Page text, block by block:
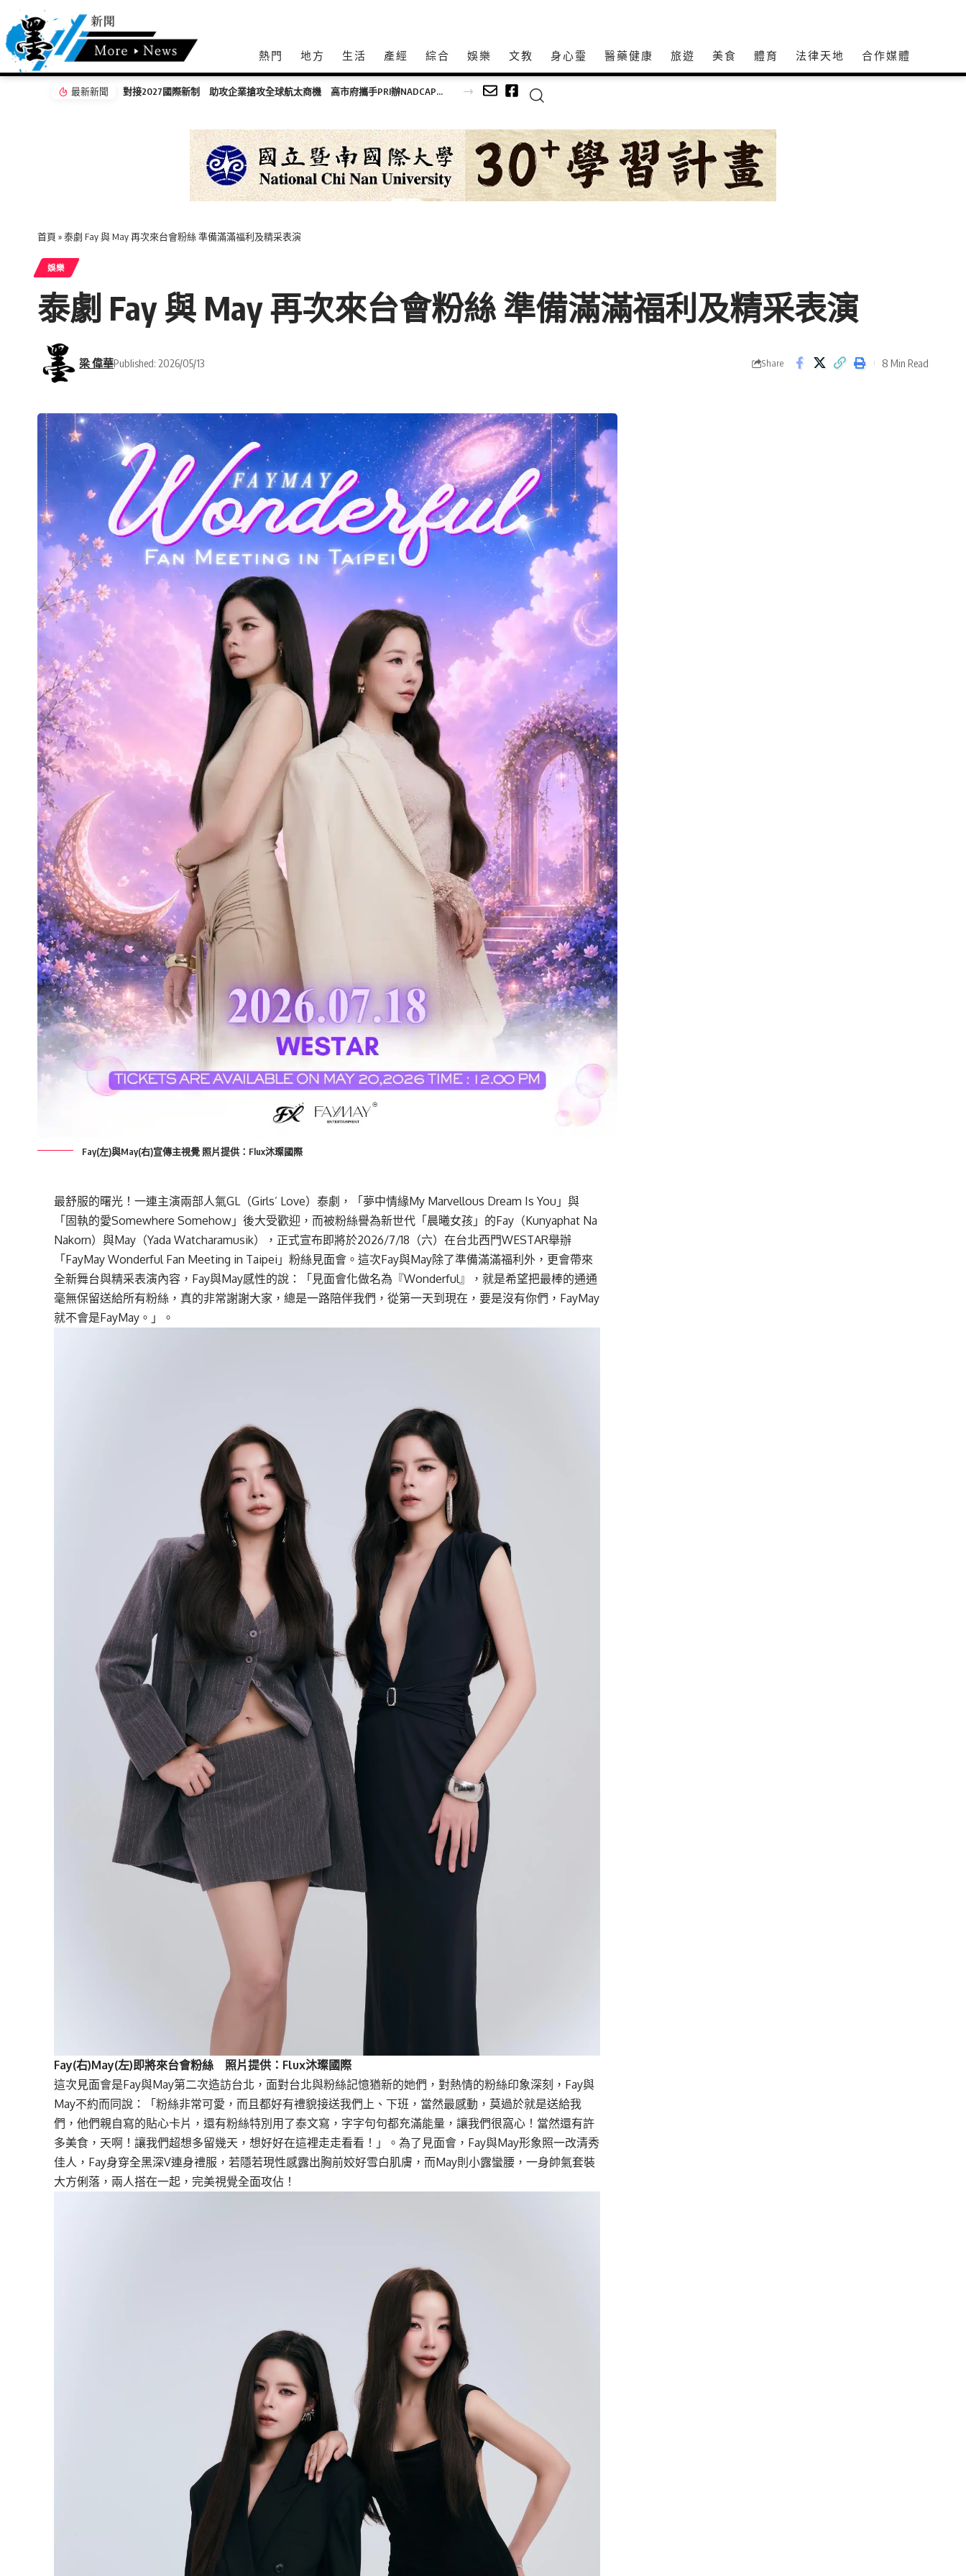
熱門 地方 生活 產經 綜合 娛樂 文教 身心𩆜 醫藥健康 旅遊 美食 體育 法律天地 合作媒體
最新新聞 銀髮好聲音岡山場初賽 93歲高齡奶奶載歌載舞博喝采
首頁 »泰劇 Fay 與 May 再次來台會粉絲 準備滿滿福利及精采表演
娛樂
泰劇 Fay 與 May 再次來台會粉絲 準備滿滿福利及精采表演
梁 偉華Published: 2026/05/13 Share 8 Min Read
Fay(左)與May(右)宣傳主視覺 照片提供：Flux沐璨國際
最舒服的曙光！一連主演兩部人氣GL（Girls’ Love）泰劇，「夢中情緣My Marvellous Dream Is You」與
「固執的愛Somewhere Somehow」後大受歡迎，而被粉絲譽為新世代「晨曦女孩」的Fay（Kunyaphat Na
Nakorn）與May（Yada Watcharamusik），正式宣布即將於2026/7/18（六）在台北西門WESTAR舉辦
「FayMay Wonderful Fan Meeting in Taipei」粉絲見面會。這次Fay與May除了準備滿滿福利外，更會帶來
全新舞台與精采表演內容，Fay與May感性的說：「見面會化做名為『Wonderful』，就是希望把最棒的通通
毫無保留送給所有粉絲，真的非常謝謝大家，總是一路陪伴我們，從第一天到現在，要是沒有你們，FayMay
就不會是FayMay。」。
Fay(右)May(左)即將來台會粉絲 照片提供：Flux沐璨國際
這次見面會是Fay與May第二次造訪台北，面對台北與粉絲記憶猶新的她們，對熱情的粉絲印象深刻，Fay與
May不約而同說：「粉絲非常可愛，而且都好有禮貌接送我們上、下班，當然最感動，莫過於就是送給我
們，他們親自寫的貼心卡片，還有粉絲特別用了泰文寫，字字句句都充滿能量，讓我們很窩心！當然還有許
多美食，天啊！讓我們超想多留幾天，想好好在這裡走走看看！」。為了見面會，Fay與May形象照一改清秀
佳人，Fay身穿全黑深V連身禮服，若隱若現性感露出胸前姣好雪白肌膚，而May則小露蠻腰，一身帥氣套裝
大方俐落，兩人搭在一起，完美視覺全面攻佔！